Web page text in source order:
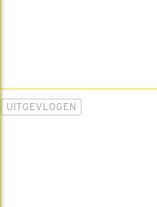
UITGEVLOGEN